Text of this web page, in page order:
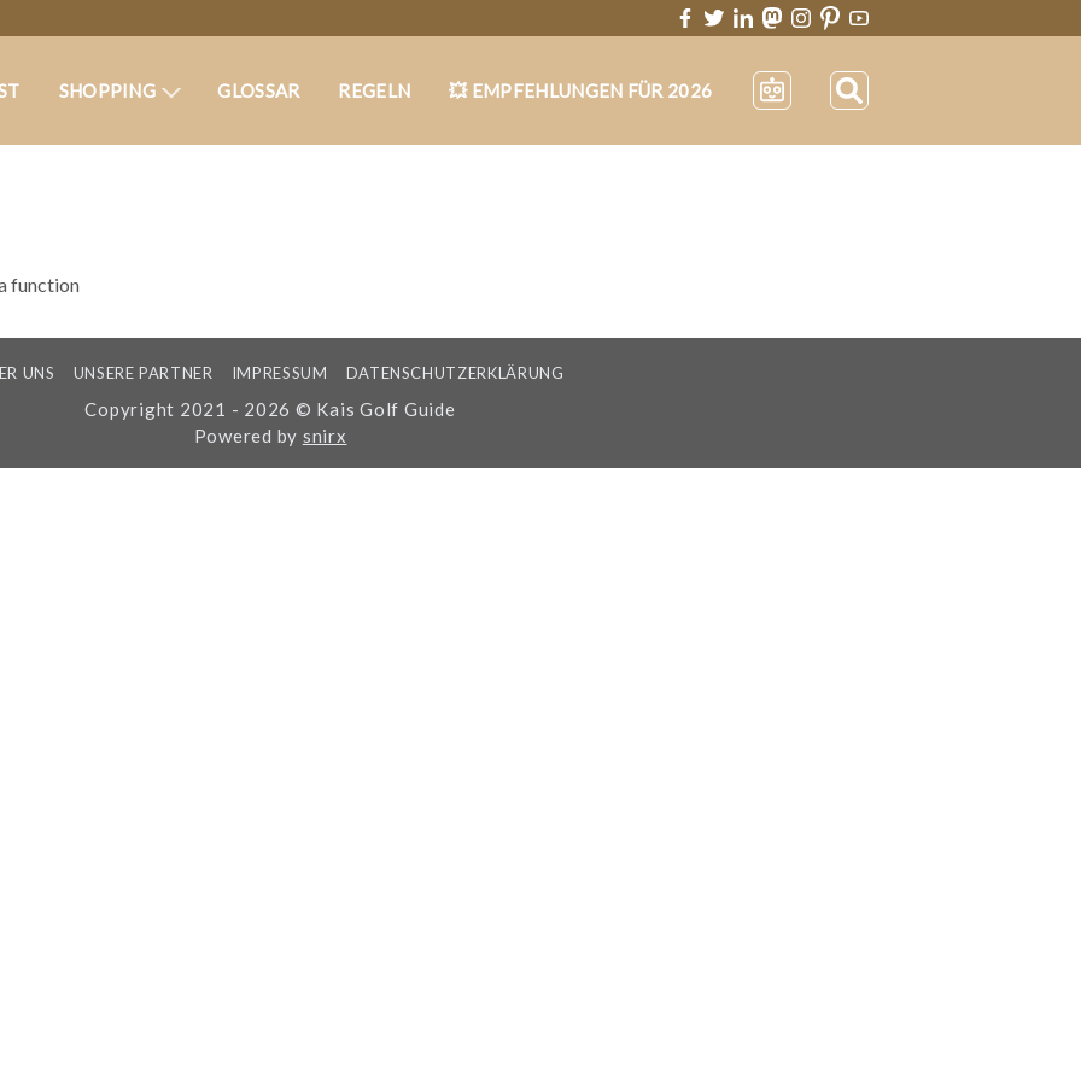
SHOPPING GLOSSAR REGELN 💥 EMPFEHLUNGEN FÜR 2026
function
UNS UNSERE PARTNER IMPRESSUM DATENSCHUTZERKLÄRUNG
Copyright 2021 - 2026 © Kais Golf Guide
Powered by snirx